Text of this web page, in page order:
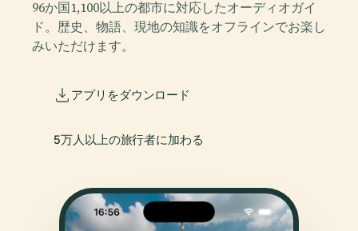
96か国1,100以上の都市に対応したオーディオガイ
ド。歴史、物語、現地の知識をオフラインでお楽し
みいただけます。
アプリをダウンロード
5万人以上の旅行者に加わる